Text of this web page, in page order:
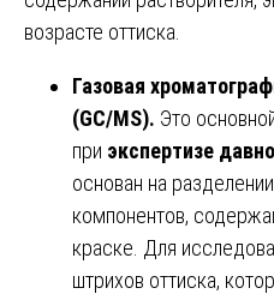
возрасте оттиска.
Газовая
(GC/MS). Это
при экспертизе
основан на
компонентов,
краске. Для
штрихов оттиска,